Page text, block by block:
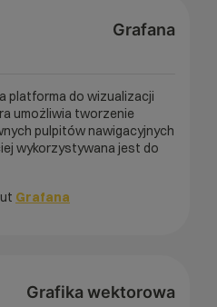
Grafana
platforma do wizualizacji
umożliwia tworzenie
pulpitów nawigacyjnych
wykorzystywana jest do
Grafana
Grafika wektorowa